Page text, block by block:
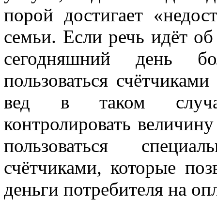
порой достигает
семьи. Если речь идёт об
сегодняшний день
пользоваться
вед в таком
контролировать
пользоваться
счётчиками, которые
деньги потребителя на